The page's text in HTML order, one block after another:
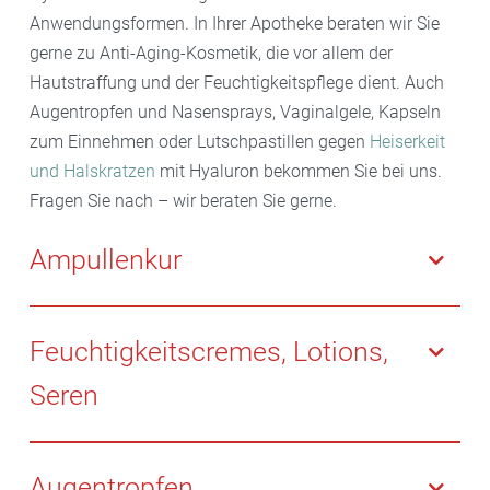
Anwendungsformen. In Ihrer Apotheke beraten wir Sie
gerne zu Anti-Aging-Kosmetik, die vor allem der
Hautstraffung und der Feuchtigkeitspflege dient. Auch
Augentropfen und Nasensprays, Vaginalgele, Kapseln
zum Einnehmen oder Lutschpastillen gegen Heiserkeit
und Halskratzen mit Hyaluron bekommen Sie bei uns.
Fragen Sie nach – wir beraten Sie gerne.
Ampullenkur
Die enthaltene Hyaluronsäure polstert die Haut auf,
strafft Fältchen und wirkt dem Verlust von Elastizität
und Spannkraft entgegen. Ein Kur-Zyklus besteht aus
sieben Ampullen. Das Serum wird mit den
Feuchtigkeitscremes, Lotions,
Seren
Empfohlen beitrockener Haut. Ab der ersten
Anwendung fühlt sich die Haut samtiger und